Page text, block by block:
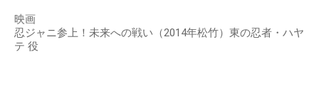
映画
忍ジャニ参上！未来への戦い（2014年松竹）東の忍者・ハヤ
テ 役